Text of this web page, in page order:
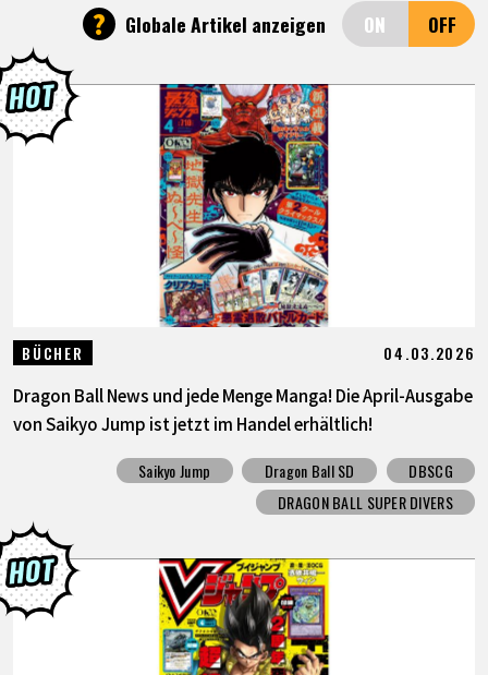
LANGUAGE
JP
FR DE ES
? Globale Artikel anzeigen
BÜCHER 04.03.2026
Dragon Ball News und jede Menge Manga! Die April-Ausgabe
von Saikyo Jump ist jetzt im Handel erhältlich!
Saikyo Jump Dragon Ball SD
DBSCG
DRAGON BALL SUPER DIVERS